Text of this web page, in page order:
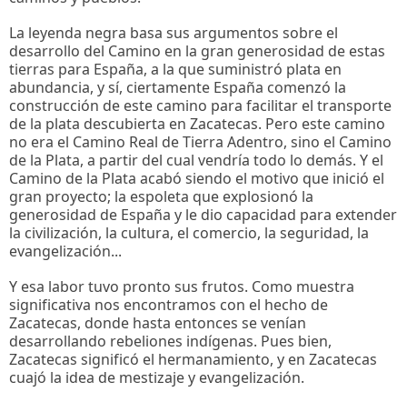
La leyenda negra basa sus argumentos sobre el
desarrollo del Camino en la gran generosidad de estas
tierras para España, a la que suministró plata en
abundancia, y sí, ciertamente España comenzó la
construcción de este camino para facilitar el transporte
de la plata descubierta en Zacatecas. Pero este camino
no era el Camino Real de Tierra Adentro, sino el Camino
de la Plata, a partir del cual vendría todo lo demás. Y el
Camino de la Plata acabó siendo el motivo que inició el
gran proyecto; la espoleta que explosionó la
generosidad de España y le dio capacidad para extender
la civilización, la cultura, el comercio, la seguridad, la
evangelización...
Y esa labor tuvo pronto sus frutos. Como muestra
significativa nos encontramos con el hecho de
Zacatecas, donde hasta entonces se venían
desarrollando rebeliones indígenas. Pues bien,
Zacatecas significó el hermanamiento, y en Zacatecas
cuajó la idea de mestizaje y evangelización.